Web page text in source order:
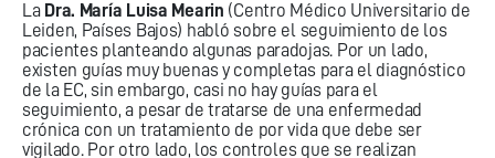
La Dra. María Luisa Mearin (Centro Médico Universitario de
Leiden, Países Bajos) habló sobre el seguimiento de los
pacientes planteando algunas paradojas. Por un lado,
existen guías muy buenas y completas para el diagnóstico
de la EC, sin embargo, casi no hay guías para el
seguimiento, a pesar de tratarse de una enfermedad
crónica con un tratamiento de por vida que debe ser
vigilado. Por otro lado, los controles que se realizan